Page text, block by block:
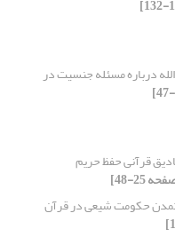
درباره مسئله جنسیت در
قرآنی حفظ حریم
تمدن حکومت شیعی در قرآن